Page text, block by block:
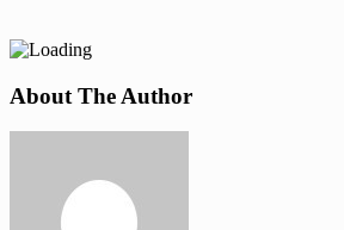
About The Author